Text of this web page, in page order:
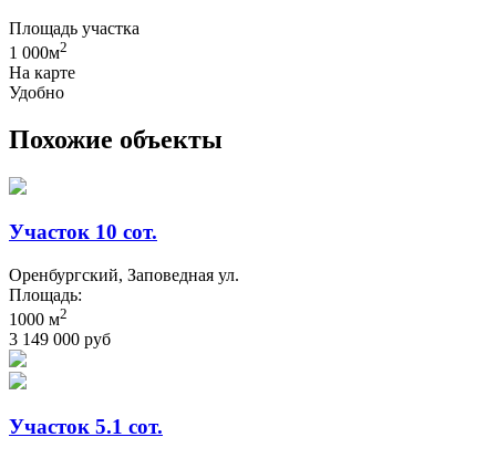
Площадь участка
1 000м2
На карте
Удобно
Похожие объекты
Участок 10 сот.
Оренбургский, Заповедная ул.
Площадь:
1000 м2
3 149 000 руб
Участок 5.1 сот.